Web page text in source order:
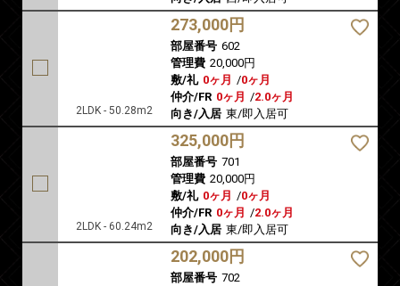
2LDK - 50.28m2
273,000円
部屋番号 602
管理費 20,000円
敷/礼 0ヶ月 /0ヶ月
仲介/FR 0ヶ月 /2.0ヶ月
向き/入居 東/即入居可
2LDK - 60.24m2
325,000円
部屋番号 701
管理費 20,000円
敷/礼 0ヶ月 /0ヶ月
仲介/FR 0ヶ月 /2.0ヶ月
向き/入居 東/即入居可
202,000円
部屋番号 702